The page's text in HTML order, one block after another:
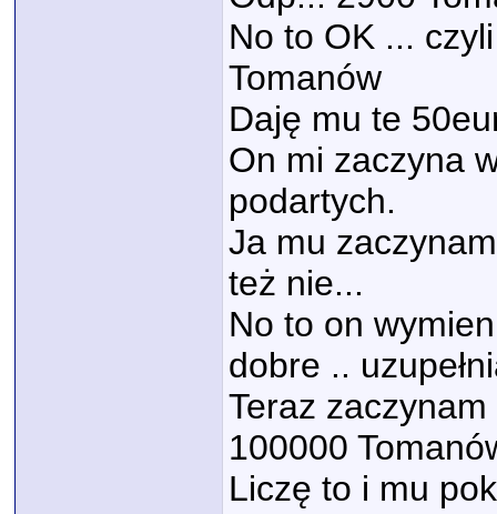
No to OK ...
Tomanów
Daję mu te
On mi zaczyna
podartych.
Ja mu
też nie...
No to on
dobre ..
Teraz
100000
Liczę to i mu